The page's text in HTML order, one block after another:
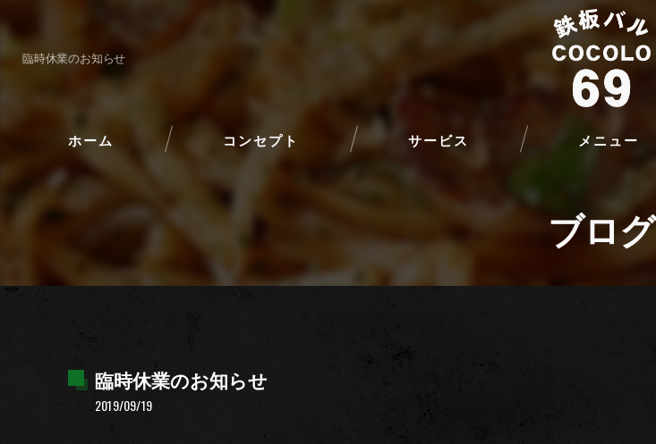
臨時休業のお知らせ
ホーム コンセプト サービス メニュー
ブログ
臨時休業のお知らせ
2019/09/19